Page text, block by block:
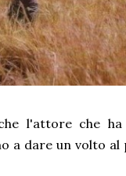
l'attore che
a dare un volto